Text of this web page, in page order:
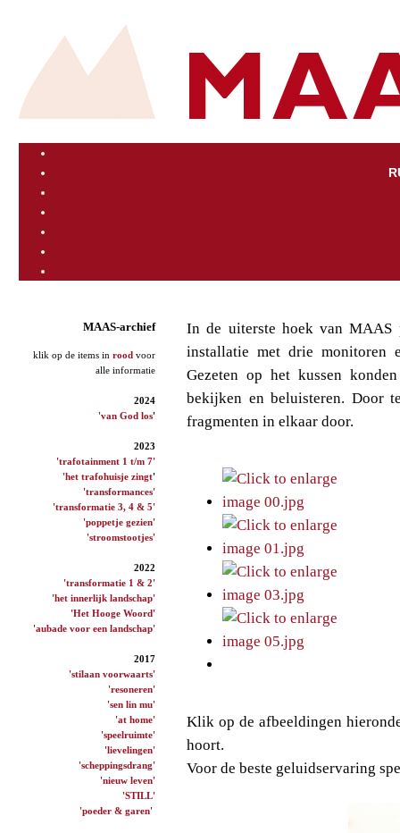
MAAS-archief
klik op de items in rood voor
alle informatie
2024
'van God los'
2023
'trafotainment 1 t/m 7'
'het trafohuisje zingt'
'transformances'
'transformatie 3, 4 & 5'
'poppetje gezien'
'stroomstootjes'
2022
'transformatie 1 & 2'
'het innerlijk landschap'
'Het Hooge Woord'
'aubade voor een landschap'
2017
'stilaan voorwaarts'
'resoneren'
'sen lin mu'
'at home'
'speelruimte'
'lievelingen'
'scheppingsdrang'
'nieuw leven'
'STILL'
'poeder & garen'
In de uiterste hoek van MAAS
installatie met drie monitoren
Gezeten op het kussen
bekijken en beluisteren. Door
fragmenten in elkaar door.
Klik op de afbeeldingen
hoort.
Voor de beste geluidservaring